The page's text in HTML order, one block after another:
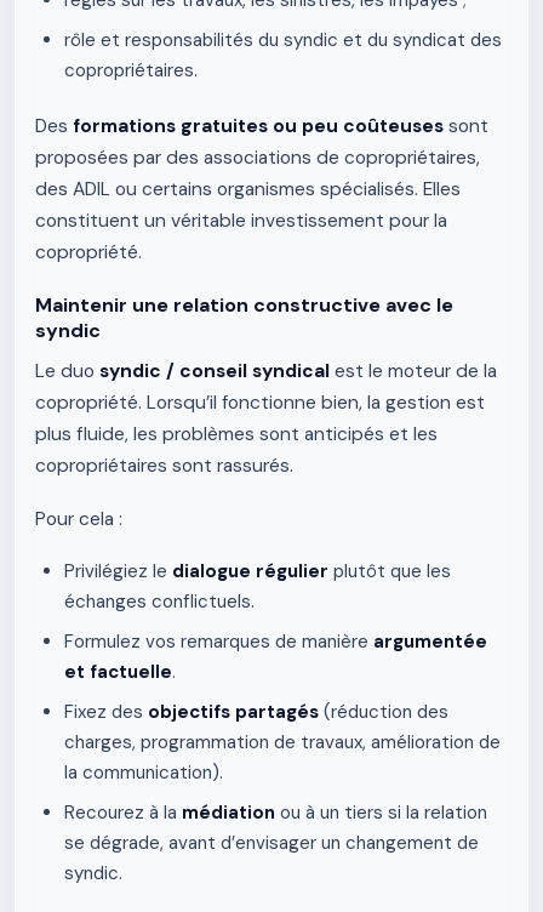
rôle et responsabilités du syndic et du syndicat des
copropriétaires.
Des formations gratuites ou peu coûteuses sont
proposées par des associations de copropriétaires,
des ADIL ou certains organismes spécialisés. Elles
constituent un véritable investissement pour la
copropriété.
Maintenir une relation constructive avec le
syndic
Le duo syndic / conseil syndical est le moteur de la
copropriété. Lorsqu’il fonctionne bien, la gestion est
plus fluide, les problèmes sont anticipés et les
copropriétaires sont rassurés.
Pour cela :
Privilégiez le dialogue régulier plutôt que les
échanges conflictuels.
Formulez vos remarques de manière argumentée
et factuelle.
Fixez des objectifs partagés (réduction des
charges, programmation de travaux, amélioration de
la communication).
Recourez à la médiation ou à un tiers si la relation
se dégrade, avant d’envisager un changement de
syndic.